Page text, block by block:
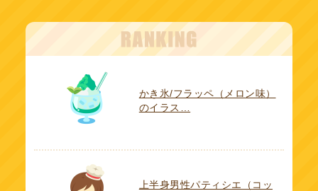
かき氷/フラッペ（メロン味）
のイラス…
上半身男性パティシエ（コッ